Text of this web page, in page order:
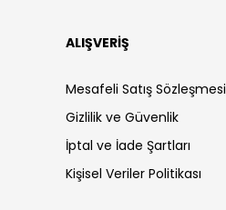
ALIŞVERİŞ
Mesafeli Satış Sözleşmesi
Gizlilik ve Güvenlik
İptal ve İade Şartları
Kişisel Veriler Politikası